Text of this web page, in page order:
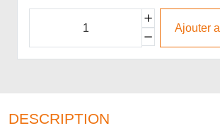
Ajouter
DESCRIPTION